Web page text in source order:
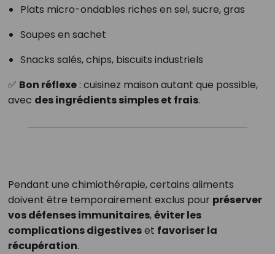
Plats micro-ondables riches en sel, sucre, gras
Soupes en sachet
Snacks salés, chips, biscuits industriels
✅ Bon réflexe: cuisinez maison autant que possible,
avec des ingrédients simples et frais.
Pendant une chimiothérapie, certains aliments
doivent être temporairement exclus pour préserver
vos défenses immunitaires,éviter les
complications digestiveset favoriser la
récupération.